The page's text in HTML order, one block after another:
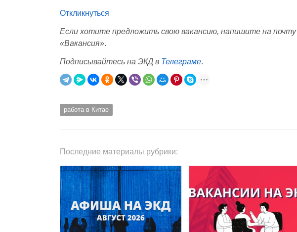
Откликнуться
Если хотите предложить свою вакансию, напишите на почту
«Вакансия».
Подписывайтесь на ЭКД в Телеграме.
работа в Китае
Последние материалы рубрики: